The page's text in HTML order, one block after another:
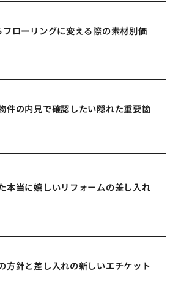
ローリングに変える際の素材別価
件の内見で確認したい隠れた重要箇
本当に嬉しいリフォームの差し入れ
方針と差し入れの新しいエチケット